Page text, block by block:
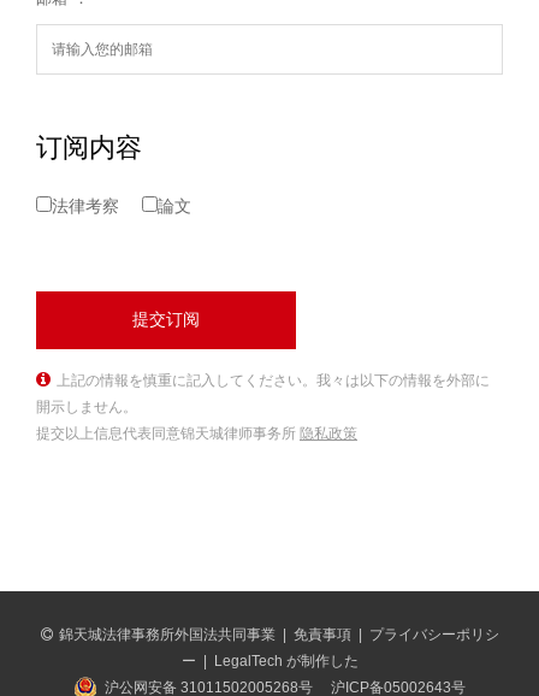
订阅内容
法律考察 論文
上記の情報を慎重に記入してください。我々は以下の情報を外部に
開示しません。
提交以上信息代表同意锦天城律师事务所 隐私政策
錦天城法律事務所外国法共同事業 免責事項
プライバシーポリシ
ー
LegalTech が制作した
沪公网安备 31011502005268号
沪ICP备05002643号